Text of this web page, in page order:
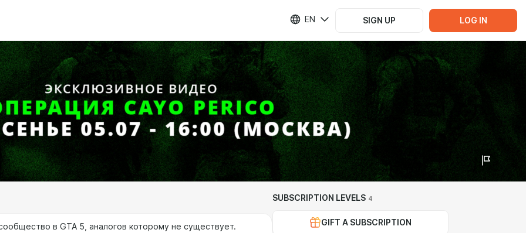
EN SIGN UP LOG IN
в GTA 5, аналогов которому не существует.
SUBSCRIPTION LEVELS 4
GIFT A SUBSCRIPTION